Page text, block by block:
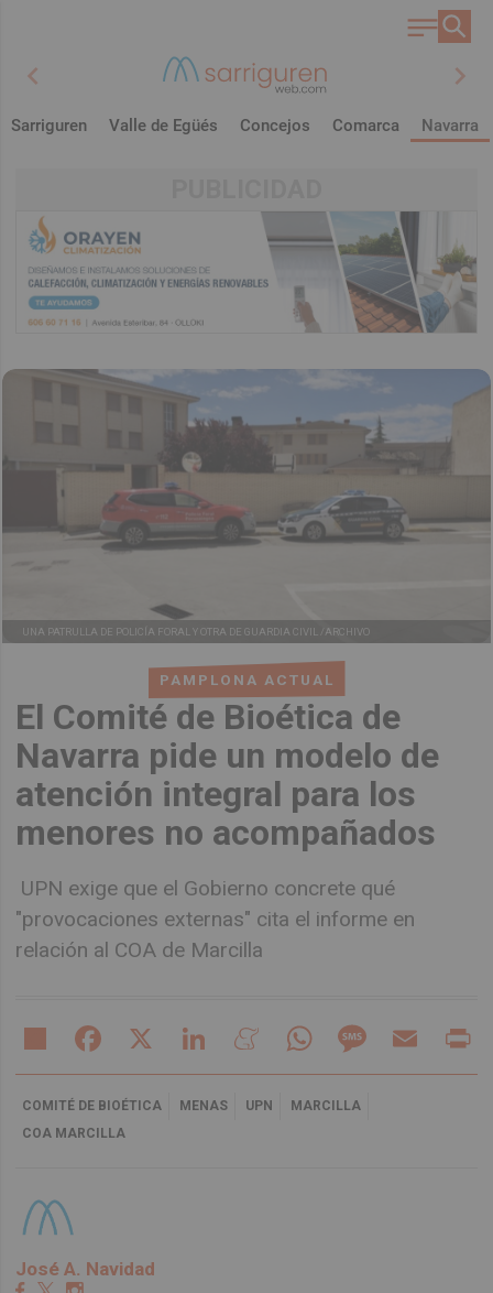
chevron_left chevron_right
Sarriguren Valle de Egüés Concejos Comarca Navarra
PAMPLONA ACTUAL
El Comité de Bioética de
Navarra pide un modelo de
atención integral para los
menores no acompañados
UPN exige que el Gobierno concrete qué
"provocaciones externas" cita el informe en
relación al COA de Marcilla
UNA PATRULLA DE POLICÍA FORAL Y OTRA DE GUARDIA CIVIL /ARCHIVO
Share Facebook LinkedIn MeneameWhatsAppMessageEmail
COMITÉ DE BIOÉTICA MENAS UPN
MARCILLA
COA MARCILLA
José A. Navidad